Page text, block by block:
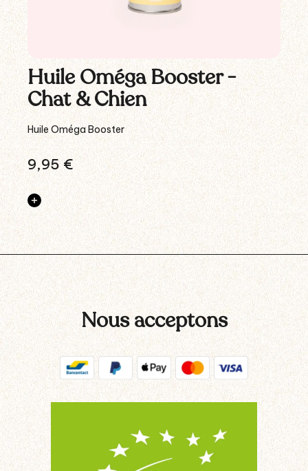
Huile Oméga Booster -
Chat & Chien
Huile Oméga Booster
9,95 €
Nous acceptons